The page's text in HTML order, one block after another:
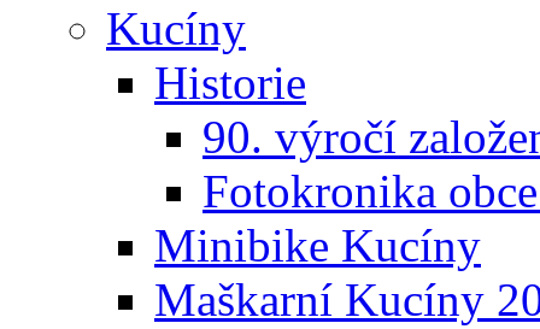
Kucíny
Historie
90. výročí
Fotokronika
Minibike Kucíny
Maškarní Kucíny